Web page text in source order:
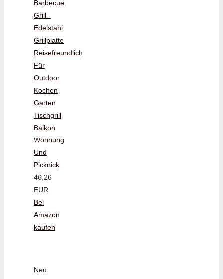
Barbecue
Grill -
Edelstahl
Grillplatte
Reisefreundlich
Für
Outdoor
Kochen
Garten
Tischgrill
Balkon
Wohnung
Und
Picknick
46,26
EUR
Bei
Amazon
kaufen
Neu